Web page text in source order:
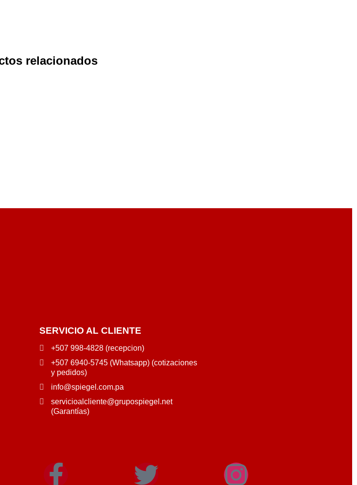
relacionados
SERVICIO AL CLIENTE
+507 998-4828 (recepcion)
+507 6940-5745 (Whatsapp) (cotizaciones
y pedidos)
info@spiegel.com.pa
servicioalcliente@grupospiegel.net
(Garantías)